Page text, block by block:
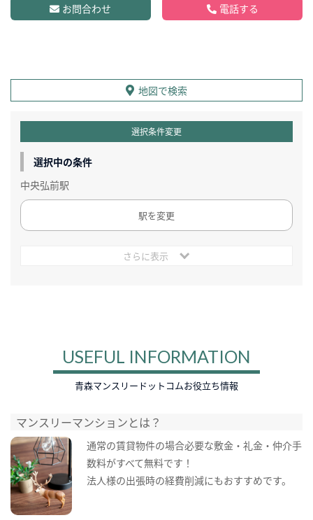
お問合わせ 電話する
地図で検索
選択条件変更
選択中の条件
中央弘前駅
駅を変更
さらに表示
USEFUL INFORMATION
青森マンスリードットコムお役立ち情報
マンスリーマンションとは？
通常の賃貸物件の場合必要な敷金・礼金・仲介手
数料がすべて無料です！
法人様の出張時の経費削減にもおすすめです。